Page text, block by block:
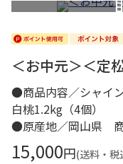
＜お中元＞＜定
●商品内容／シャイ
白桃1.2kg（4個）
●原産地／岡山県
15,000円(送料・税